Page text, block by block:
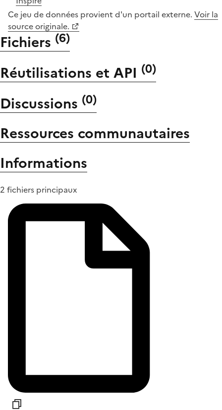
Ce jeu de données provient d'un portail externe. Voir la
source originale.
Fichiers (6)
Réutilisations et API (0)
Discussions (0)
Ressources communautaires
Informations
2 fichiers principaux